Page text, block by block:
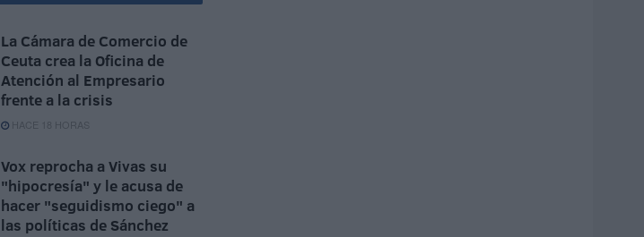
La Cámara de Comercio de
Ceuta crea la Oficina de
Atención al Empresario
frente a la crisis
HACE 18 HORAS
Vox reprocha a Vivas su
"hipocresía" y le acusa de
hacer "seguidismo ciego" a
las políticas de Sánchez